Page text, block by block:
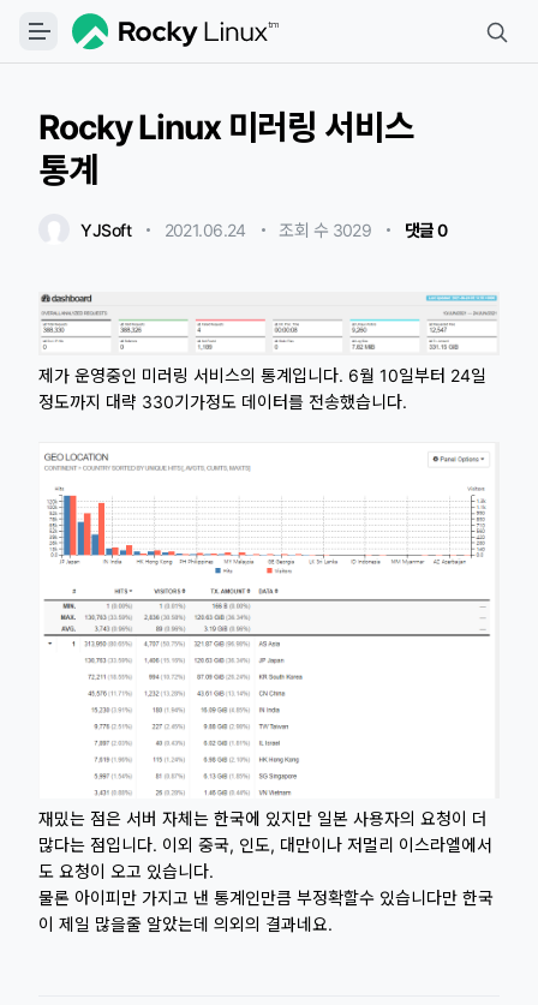
Rocky Linux 미러링 서비스
통계
YJSoft ・ 2021.06.24 ・ 조회 수 3029 ・ 댓글 0
제가 운영중인 미러링 서비스의 통계입니다. 6월 10일부터 24일
정도까지 대략 330기가정도 데이터를 전송했습니다.
재밌는 점은 서버 자체는 한국에 있지만 일본 사용자의 요청이 더
많다는 점입니다. 이외 중국, 인도, 대만이나 저멀리 이스라엘에서
도 요청이 오고 있습니다.
물론 아이피만 가지고 낸 통계인만큼 부정확할수 있습니다만 한국
이 제일 많을줄 알았는데 의외의 결과네요.